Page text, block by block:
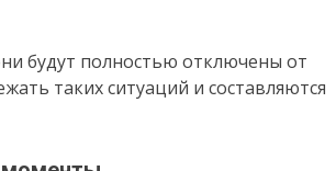
будут полностью отключены от
таких ситуаций и составляются